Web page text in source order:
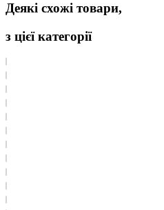
Деякі схожі товари,
з цієї категорії